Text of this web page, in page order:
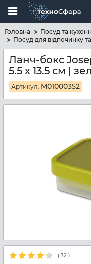
Головна
Посуд та
Посуд для відпочинку
Ланч-бокс
5.5 х 13.5 см |
Артикул: M01000352
( 32 )